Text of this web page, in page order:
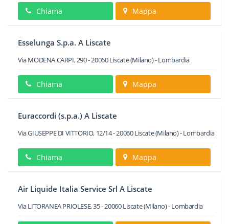
Chiama Mappa
Esselunga S.p.a. A Liscate
Via MODENA CARPI, 290-20060Liscate(Milano) -Lombardia
Chiama Mappa
Euraccordi (s.p.a.) A Liscate
Via GIUSEPPE DI VITTORIO, 12/14-20060Liscate(Milano) -Lombardia
Chiama Mappa
Air Liquide Italia Service Srl A Liscate
Via LITORANEA PRIOLESE, 35-20060Liscate(Milano) -Lombardia